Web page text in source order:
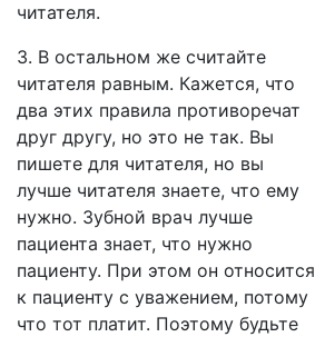
читателя.
3. В остальном же считайте
читателя равным. Кажется, что
два этих правила противоречат
друг другу, но это не так. Вы
пишете для читателя, но вы
лучше читателя знаете, что ему
нужно. Зубной врач лучше
пациента знает, что нужно
пациенту. При этом он относится
к пациенту с уважением, потому
что тот платит. Поэтому будьте